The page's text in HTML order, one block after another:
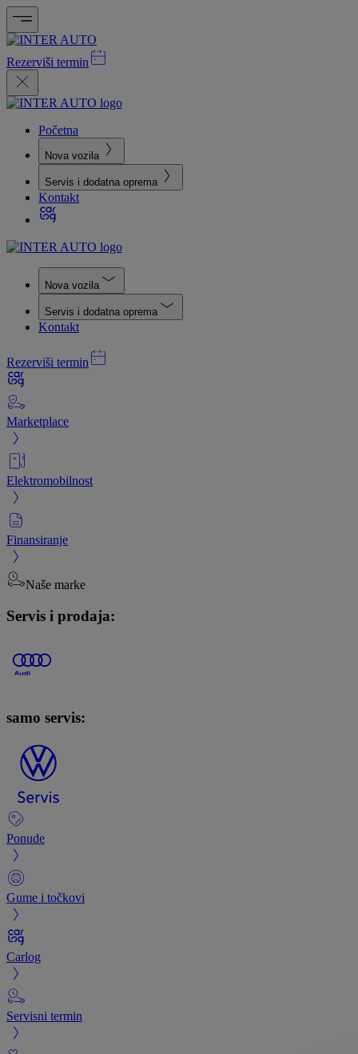
Rezerviši termin
Početna
Nova vozila
Servis i dodatna oprema
Kontakt
Nova vozila
Servis i dodatna oprema
Kontakt
Rezerviši termin
Marketplace
Elektromobilnost
Finansiranje
Naše marke
Servis i prodaja:
samo servis:
Ponude
Gume i točkovi
Carlog
Servisni termin